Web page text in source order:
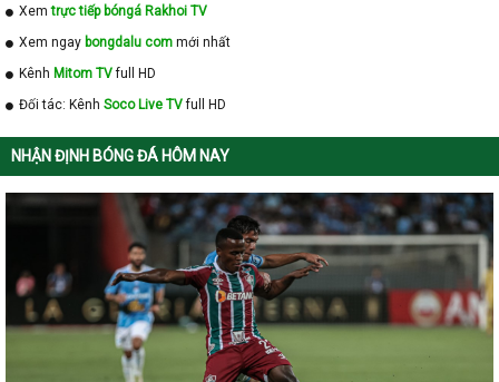
Xemtrực tiếp bóngá Rakhoi TV
Xem ngay bongdalu com mới nhất
Kênh Mitom TVfull HD
Đối tác: Kênh Soco Live TVfull HD
NHẬN ĐỊNH BÓNG ĐÁ HÔM NAY